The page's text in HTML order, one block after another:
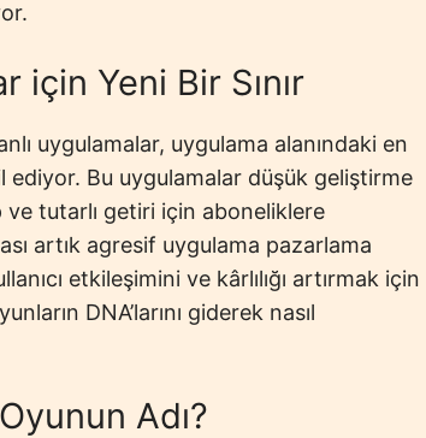
için Yeni Bir Sınır
uygulamalar, uygulama alanındaki en
ediyor. Bu uygulamalar düşük geliştirme
ve tutarlı getiri için aboneliklere
artık agresif uygulama pazarlama
etkileşimini ve kârlılığı artırmak için
DNA’larını giderek nasıl
Adı?